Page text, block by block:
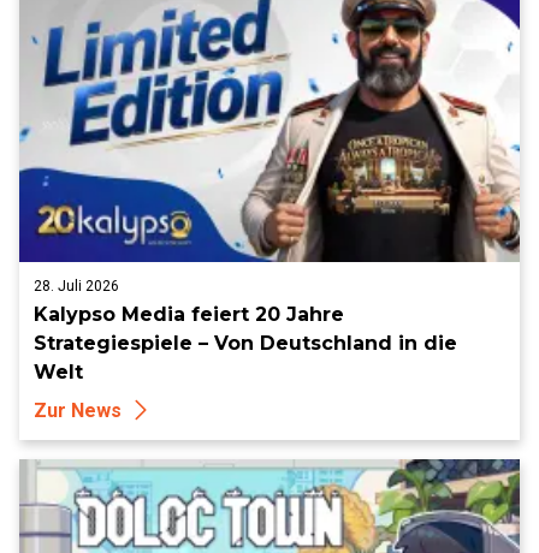
28. Juli 2026
Kalypso Media feiert 20 Jahre
Strategiespiele – Von Deutschland in die
Welt
Zur News